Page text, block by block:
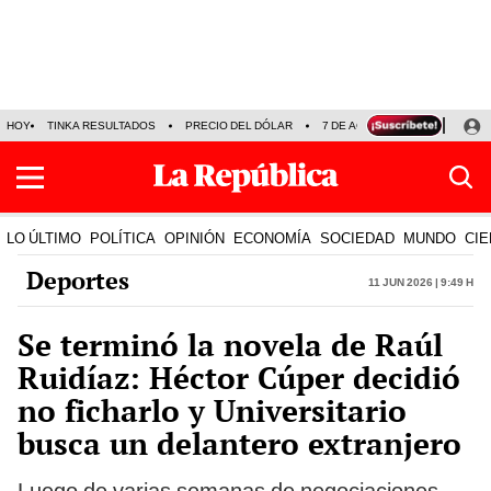
HOY TINKA RESULTADOS PRECIO DEL DÓLAR 7 DE AGOSTO OLLANTA
LO ÚLTIMO POLÍTICA OPINIÓN ECONOMÍA SOCIEDAD MUNDO
Deportes 11 Jun 2026 | 9:49 h
Se terminó la novela de Raúl
Ruidíaz: Héctor Cúper decidió
no ficharlo y Universitario
busca un delantero extranjero